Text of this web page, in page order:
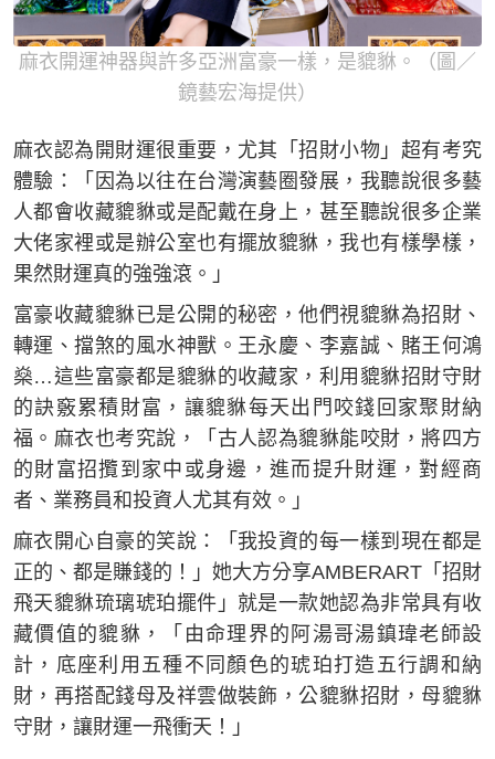
麻衣開運神器與許多亞洲富豪一樣，是貔貅。（圖／
鏡藝宏海提供）
麻衣認為開財運很重要，尤其「招財小物」超有考究
體驗：「因為以往在台灣演藝圈發展，我聽說很多藝
人都會收藏貔貅或是配戴在身上，甚至聽說很多企業
大佬家裡或是辦公室也有擺放貔貅，我也有樣學樣，
果然財運真的強強滾。」
富豪收藏貔貅已是公開的秘密，他們視貔貅為招財、
轉運、擋煞的風水神獸。王永慶、李嘉誠、賭王何鴻
燊…這些富豪都是貔貅的收藏家，利用貔貅招財守財
的訣竅累積財富，讓貔貅每天出門咬錢回家聚財納
福。麻衣也考究說，「古人認為貔貅能咬財，將四方
的財富招攬到家中或身邊，進而提升財運，對經商
者、業務員和投資人尤其有效。」
麻衣開心自豪的笑說：「我投資的每一樣到現在都是
正的、都是賺錢的！」她大方分享AMBERART「招財
飛天貔貅琉璃琥珀擺件」就是一款她認為非常具有收
藏價值的貔貅，「由命理界的阿湯哥湯鎮瑋老師設
計，底座利用五種不同顏色的琥珀打造五行調和納
財，再搭配錢母及祥雲做裝飾，公貔貅招財，母貔貅
守財，讓財運一飛衝天！」